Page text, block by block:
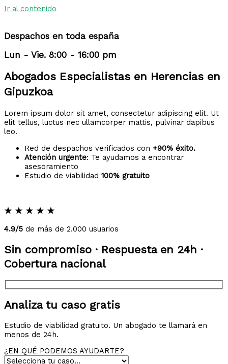
Ir al contenido
Despachos en toda españa
Lun - Vie. 8:00 - 16:00 pm
Abogados Especialistas en Herencias en
Gipuzkoa
Lorem ipsum dolor sit amet, consectetur adipiscing elit. Ut
elit tellus, luctus nec ullamcorper mattis, pulvinar dapibus
leo.
Red de despachos verificados con +90% éxito.
Atención urgente: Te ayudamos a encontrar
asesoramiento
Estudio de viabilidad 100% gratuito
★ ★ ★ ★ ★
4.9/5 de más de 2.000 usuarios
Sin compromiso · Respuesta en 24h ·
Cobertura nacional
Analiza tu caso gratis
Estudio de viabilidad gratuito. Un abogado te llamará en
menos de 24h.
¿EN QUÉ PODEMOS AYUDARTE?